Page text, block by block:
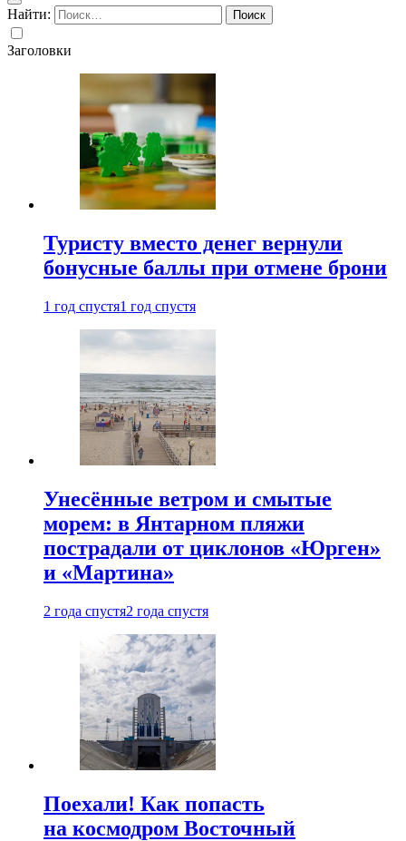
Найти:
Заголовки
Туристу вместо денег вернули
бонусные баллы при отмене брони
1 год спустя1 год спустя
Унесённые ветром и смытые
морем: в Янтарном пляжи
пострадали от циклонов «Юрген»
и «Мартина»
2 года спустя2 года спустя
Поехали! Как попасть
на космодром Восточный